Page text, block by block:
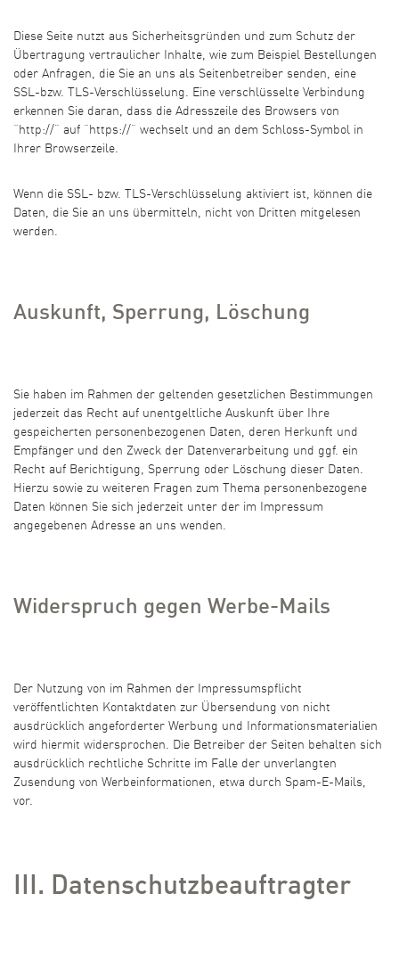
Diese Seite nutzt aus Sicherheitsgründen und zum Schutz der
Übertragung vertraulicher Inhalte, wie zum Beispiel Bestellungen
oder Anfragen, die Sie an uns als Seitenbetreiber senden, eine
SSL-bzw. TLS-Verschlüsselung. Eine verschlüsselte Verbindung
erkennen Sie daran, dass die Adresszeile des Browsers von
“http://” auf “https://” wechselt und an dem Schloss-Symbol in
Ihrer Browserzeile.
Wenn die SSL- bzw. TLS-Verschlüsselung aktiviert ist, können die
Daten, die Sie an uns übermitteln, nicht von Dritten mitgelesen
werden.
Auskunft, Sperrung, Löschung
Sie haben im Rahmen der geltenden gesetzlichen Bestimmungen
jederzeit das Recht auf unentgeltliche Auskunft über Ihre
gespeicherten personenbezogenen Daten, deren Herkunft und
Empfänger und den Zweck der Datenverarbeitung und ggf. ein
Recht auf Berichtigung, Sperrung oder Löschung dieser Daten.
Hierzu sowie zu weiteren Fragen zum Thema personenbezogene
Daten können Sie sich jederzeit unter der im Impressum
angegebenen Adresse an uns wenden.
Widerspruch gegen Werbe-Mails
Der Nutzung von im Rahmen der Impressumspflicht
veröffentlichten Kontaktdaten zur Übersendung von nicht
ausdrücklich angeforderter Werbung und Informationsmaterialien
wird hiermit widersprochen. Die Betreiber der Seiten behalten sich
ausdrücklich rechtliche Schritte im Falle der unverlangten
Zusendung von Werbeinformationen, etwa durch Spam-E-Mails,
vor.
III. Datenschutzbeauftragter